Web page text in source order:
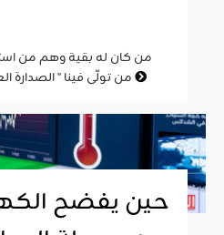
من تولّى فينا " الصدارة